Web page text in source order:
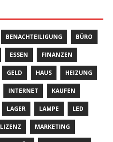
BENACHTEILIGUNG BÜRO
ESSEN FINANZEN
GELD HAUS HEIZUNG
INTERNET KAUFEN
LAGER LAMPE LED
LIZENZ MARKETING